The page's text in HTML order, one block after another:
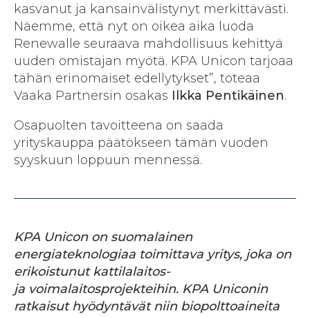
kasvanut ja kansainvälistynyt merkittävästi.
Näemme, että nyt on oikea aika luoda
Renewalle seuraava mahdollisuus kehittyä
uuden omistajan myötä. KPA Unicon tarjoaa
tähän erinomaiset edellytykset”, toteaa
Vaaka Partnersin osakas Ilkka Pentikäinen.
Osapuolten tavoitteena on saada
yrityskauppa päätökseen tämän vuoden
syyskuun loppuun mennessä.
KPA Unicon on suomalainen
energiateknologiaa toimittava yritys, joka on
erikoistunut kattilalaitos-
ja voimalaitosprojekteihin. KPA Uniconin
ratkaisut hyödyntävät niin biopolttoaineita